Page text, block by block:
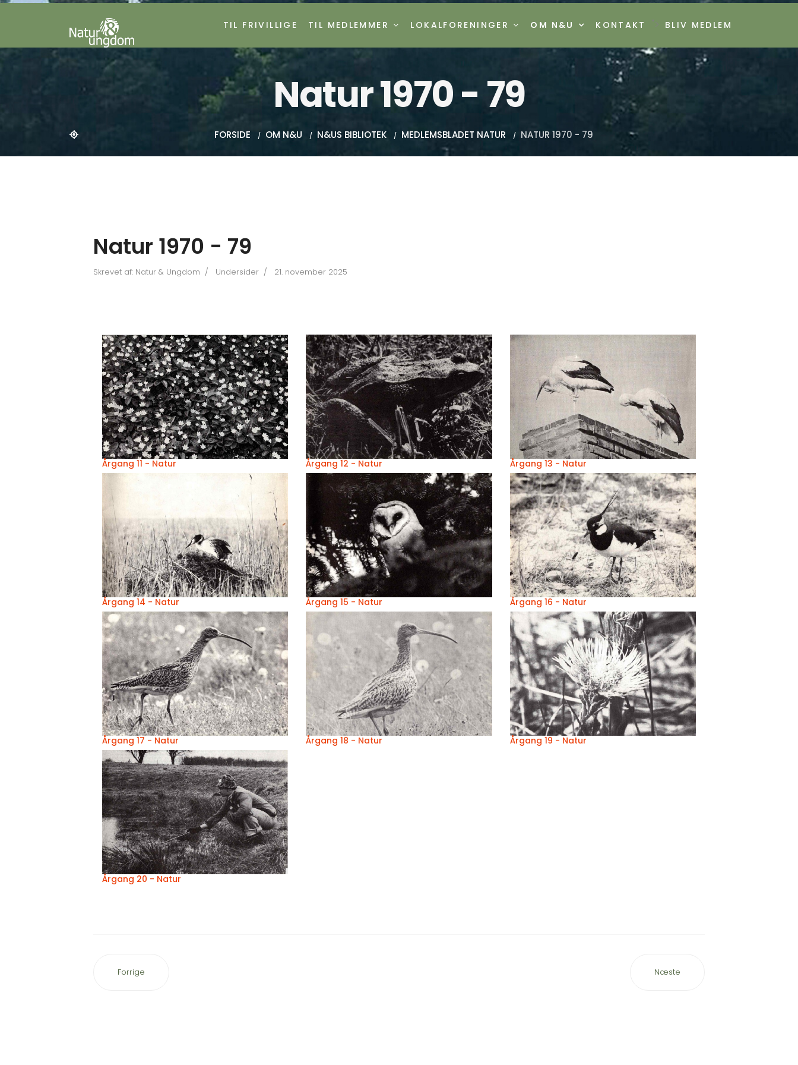
TIL FRIVILLIGE TIL MEDLEMMER LOKALFORENINGER OM N&U KONTAKT "> BLIV MEDLEM
Natur 1970 - 79
FORSIDE OM N&U N&US BIBLIOTEK MEDLEMSBLADET NATUR NATUR 1970 - 79
Natur 1970 - 79
Skrevet af: Natur & Ungdom Undersider 21. november 2025
Årgang 11 - Natur Årgang 12 - Natur Årgang 13 - Natur
Årgang 14 - Natur Årgang 15 - Natur Årgang 16 - Natur
Årgang 17 - Natur Årgang 18 - Natur Årgang 19 - Natur
Årgang 20 - Natur
Forrige Næste